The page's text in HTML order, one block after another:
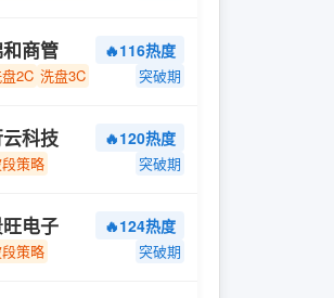
商管 🔥116热度
2C 洗盘3C 突破期
科技 🔥120热度
策略 突破期
电子 🔥124热度
策略 突破期